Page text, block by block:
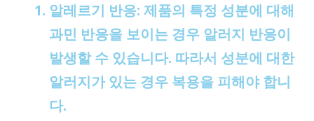
알레르기 반응: 제품의 특정 성분에 대해
과민 반응을 보이는 경우 알러지 반응이
발생할 수 있습니다. 따라서 성분에 대한
알러지가 있는 경우 복용을 피해야 합니
다.